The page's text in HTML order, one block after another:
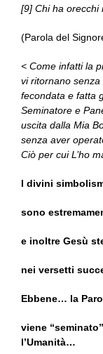
[9] Chi ha orecchi
(Parola del
< Come infatti la
vi ritornano
fecondata e fatta
Seminatore e
uscita dalla Mia
senza aver
Ciò per cui L’ho
I divini
sono
e inoltre Gesù
nei versetti
Ebbene… la
viene
l’Umanità…